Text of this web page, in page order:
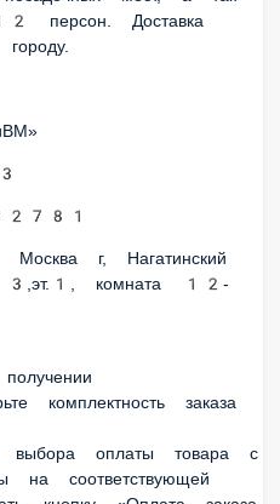
1-й
12-21
заказа обязательно
и наличие чека.
странице
заказа банковской
ПАО СБЕРБАНК с
следующих платежных